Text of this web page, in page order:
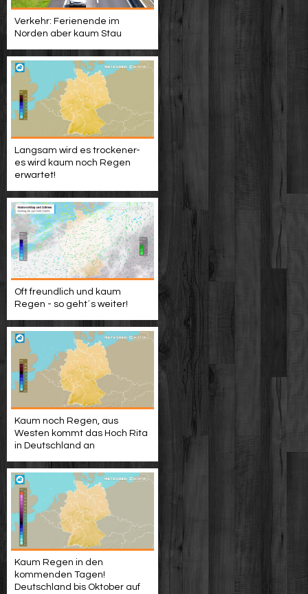
Verkehr: Ferienende im
Norden aber kaum Stau
Langsam wird es trockener-
es wird kaum noch Regen
erwartet!
Oft freundlich und kaum
Regen - so geht´s weiter!
Kaum noch Regen, aus
Westen kommt das Hoch Rita
in Deutschland an
Kaum Regen in den
kommenden Tagen!
Deutschland bis Oktober auf